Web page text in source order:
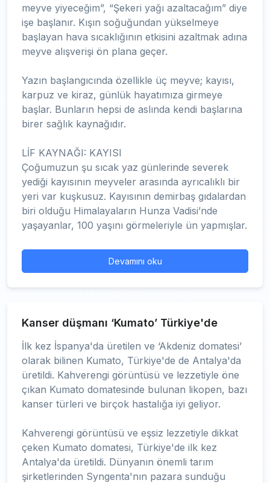
meyve yiyeceğim”, “Şekeri yağı azaltacağım” diye
işe başlanır. Kışın soğuğundan yükselmeye
başlayan hava sıcaklığının etkisini azaltmak adına
meyve alışverişi ön plana geçer.
Yazın başlangıcında özellikle üç meyve; kayısı,
karpuz ve kiraz, günlük hayatımıza girmeye
başlar. Bunların hepsi de aslında kendi başlarına
birer sağlık kaynağıdır.
LİF KAYNAĞI: KAYISI
Çoğumuzun şu sıcak yaz günlerinde severek
yediği kayısının meyveler arasında ayrıcalıklı bir
yeri var kuşkusuz. Kayısının demirbaş gıdalardan
biri olduğu Himalayaların Hunza Vadisi’nde
yaşayanlar, 100 yaşını görmeleriyle ün yapmışlar.
Devamını oku
Kanser düşmanı ‘Kumato’ Türkiye'de
İlk kez İspanya'da üretilen ve ‘Akdeniz domatesi’
olarak bilinen Kumato, Türkiye'de de Antalya'da
üretildi. Kahverengi görüntüsü ve lezzetiyle öne
çıkan Kumato domatesinde bulunan likopen, bazı
kanser türleri ve birçok hastalığa iyi geliyor.
Kahverengi görüntüsü ve eşsiz lezzetiyle dikkat
çeken Kumato domatesi, Türkiye'de ilk kez
Antalya'da üretildi. Dünyanın önemli tarım
şirketlerinden Syngenta'nın pazara sunduğu